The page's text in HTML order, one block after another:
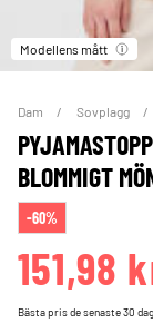
Modellens mått
Dam Sovplagg
BLOMMIGT
-60%
151,98
Bästa pris de senaste 30